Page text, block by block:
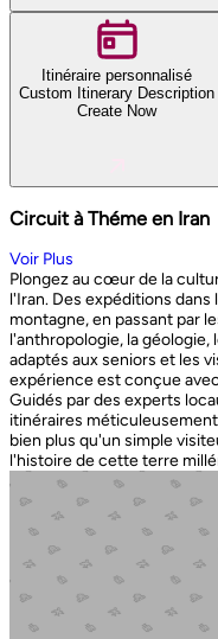
Itinéraire personnalisé
Custom Itinerary Description
Create Now
Circuit à Théme en Iran
Voir Plus
Plongez au cœur de la
l'Iran. Des expéditions
montagne, en passant par
l'anthropologie, la géologie,
adaptés aux seniors et les
expérience est conçue
Guidés par des experts
itinéraires
bien plus qu'un simple
l'histoire de cette terre